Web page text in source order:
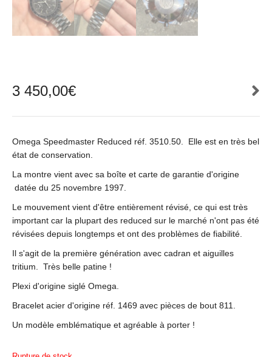
3 450,00€
Omega Speedmaster Reduced réf. 3510.50. Elle est en très bel
état de conservation.
La montre vient avec sa boîte et carte de garantie d'origine
datée du 25 novembre 1997.
Le mouvement vient d'être entièrement révisé, ce qui est très
important car la plupart des reduced sur le marché n'ont pas été
révisées depuis longtemps et ont des problèmes de fiabilité.
Il s'agit de la première génération avec cadran et aiguilles
tritium. Très belle patine !
Plexi d'origine siglé Omega.
Bracelet acier d'origine réf. 1469 avec pièces de bout 811.
Un modèle emblématique et agréable à porter !